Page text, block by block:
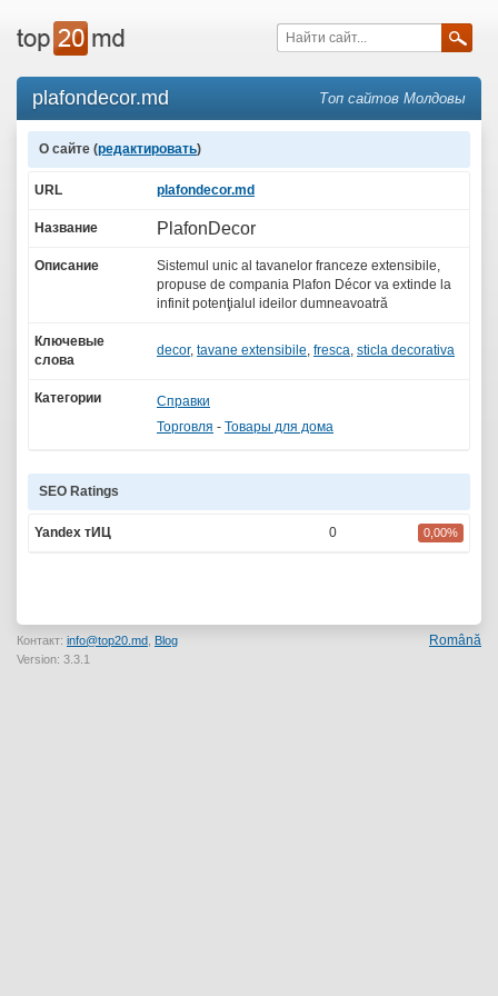
plafondecor.md Топ сайтов Молдовы
О сайте (редактировать)
URL plafondecor.md
Название PlafonDecor
Описание
Sistemul unic al tavanelor franceze extensibile,
propuse de compania Plafon Décor va extinde la
infinit potenţialul ideilor dumneavoatră
Ключевые
слова
decor, tavane extensibile, fresca, sticla decorativa
Категории
Справки
Торговля - Товары для дома
SEO Ratings
Yandex тИЦ 0 0,00%
Контакт: info@top20.md Blog
Version: 3.3.1
Română